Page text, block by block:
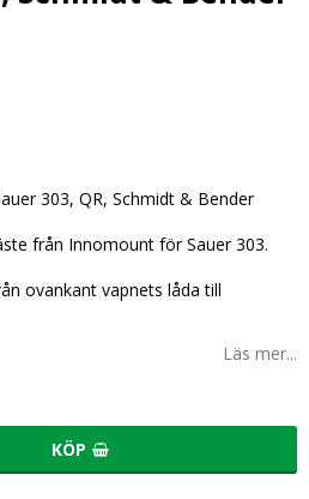
303, QR, Schmidt & Bender
från Innomount för Sauer 303.
ovankant vapnets låda till
Läs mer...
KÖP